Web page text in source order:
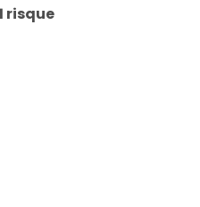
risque